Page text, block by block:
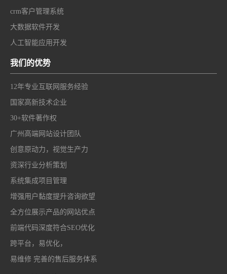
crm客户管理系统
大数据软件开发
人工智能应用开发
我们的优势
12年专业互联网服务经验
国家高新技术企业
30+软件著作权
广州高端网站设计团队
创意原动力，视觉生产力
资深行业分析策划
系统集成项目管理
增强用户黏度提升咨询欲望
全方位展示产品的网站优点
前端代码深度符合SEO优化
跨平台，易优化，
易维修 完善的售后服务体系